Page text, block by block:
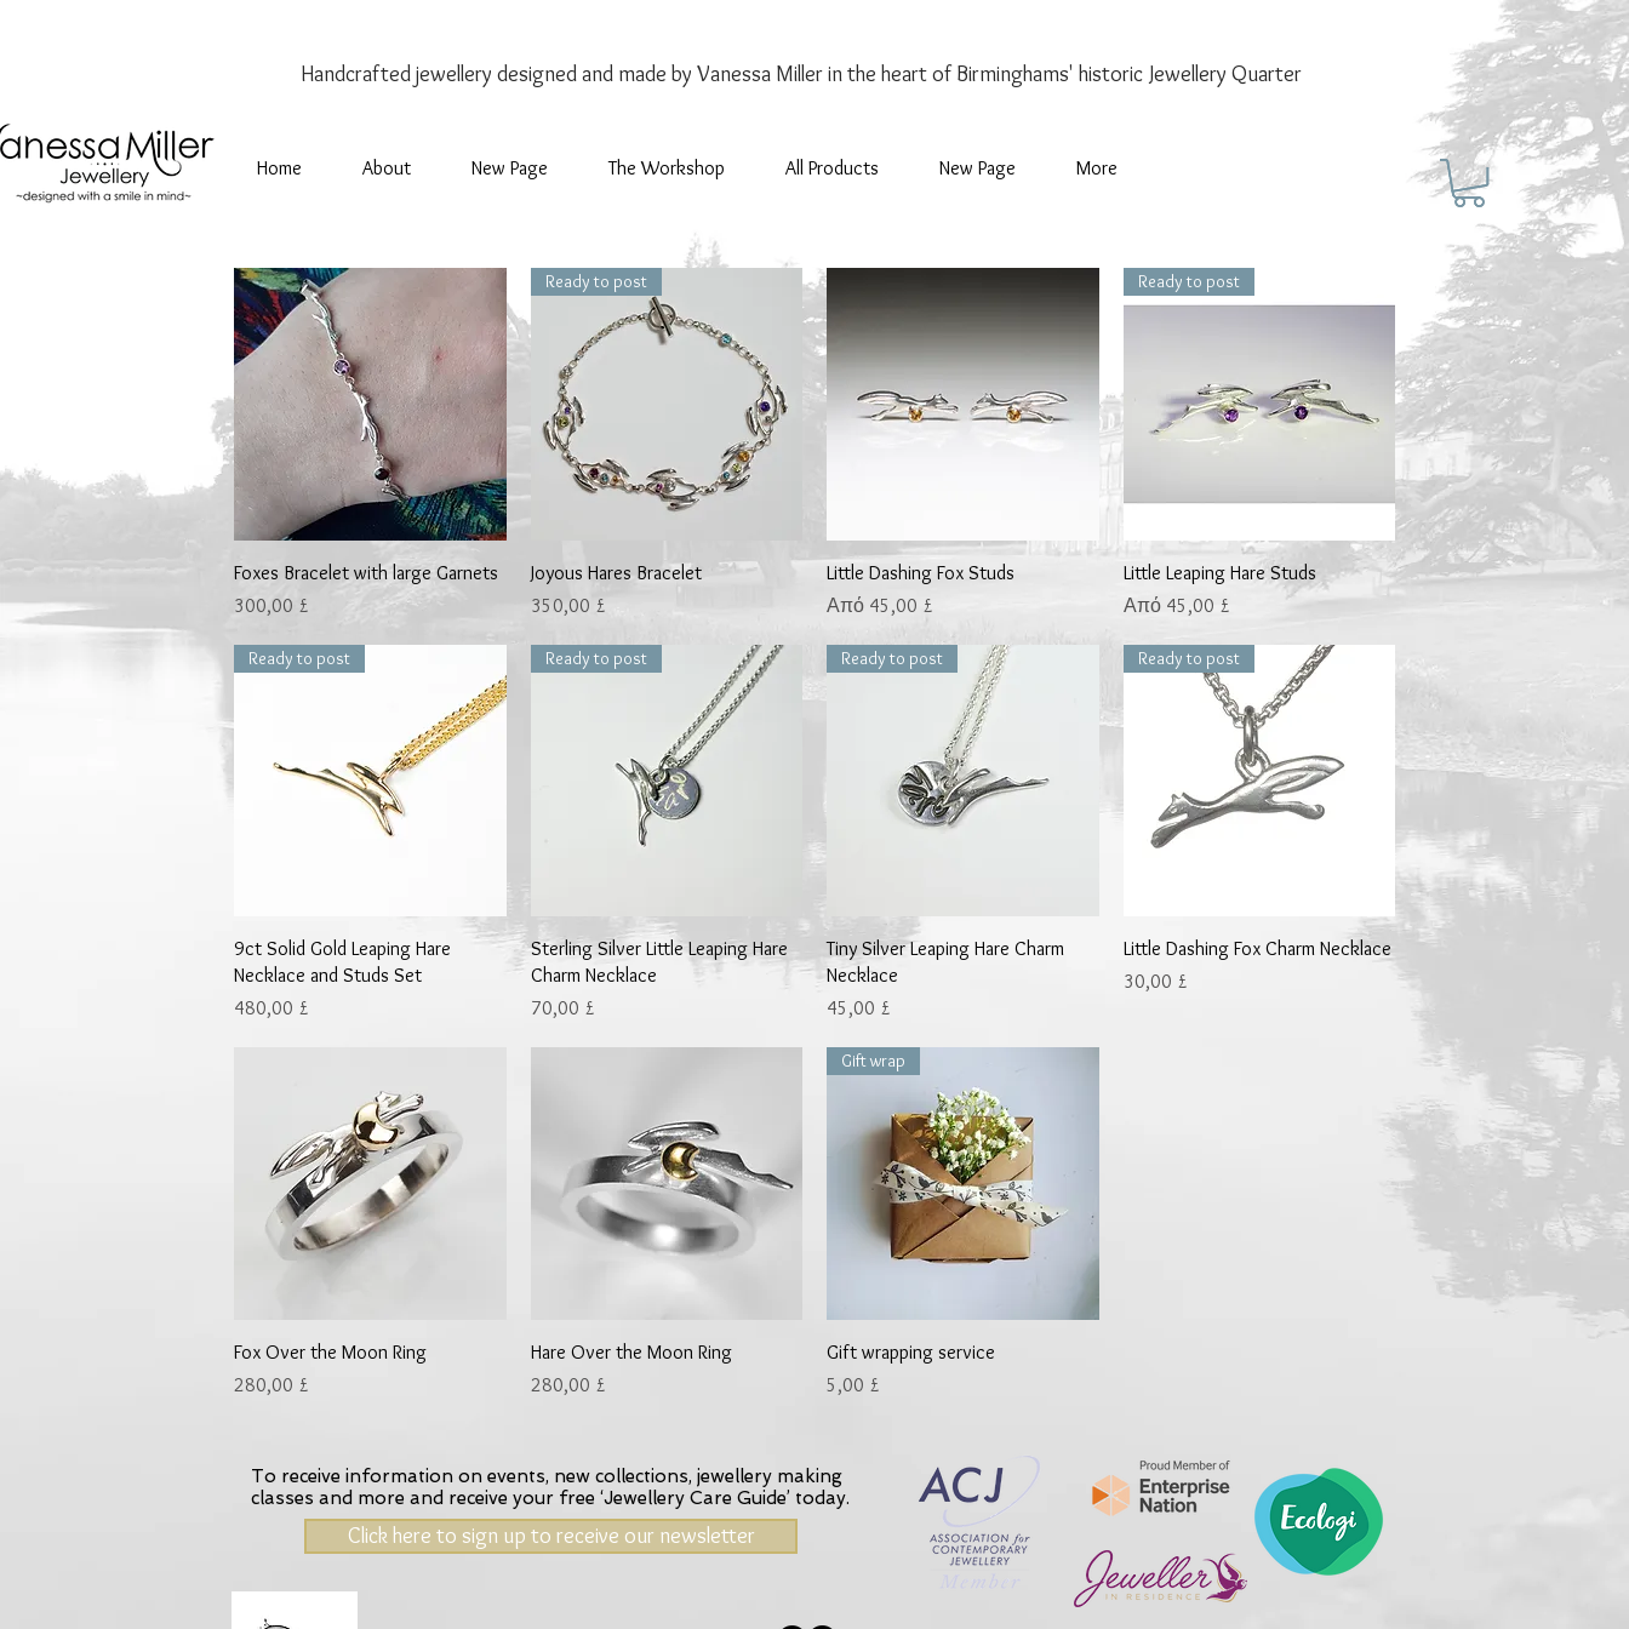
Handcrafted jewellery designed and made by Vanessa Millerin the heart of Birminghams' historic Jewellery Quarter
Home About New Page The Workshop All Products New Page More
Γρήγορη προβολή
Foxes Bracelet with large Garnets
Τιμή
300,00 £
Γρήγορη προβολή
Ready to post
Joyous Hares Bracelet
Τιμή
350,00 £
Γρήγορη προβολή
Little Dashing Fox Studs
Από 45,00 £
Τιμή Έκπτωσης
Γρήγορη προβολή
Ready to post
Little Leaping Hare Studs
Από 45,00 £
Τιμή Έκπτωσης
Γρήγορη προβολή
Ready to post
9ct Solid Gold Leaping Hare
Necklace and Studs Set
Τιμή
480,00 £
Γρήγορη προβολή
Ready to post
Sterling Silver Little Leaping Hare
Charm Necklace
Τιμή
70,00 £
Γρήγορη προβολή
Ready to post
Tiny Silver Leaping Hare Charm
Necklace
Τιμή
45,00 £
Γρήγορη προβολή
Ready to post
Little Dashing Fox Charm Necklace
Τιμή
30,00 £
Γρήγορη προβολή
Fox Over the Moon Ring
Τιμή
280,00 £
Γρήγορη προβολή
Hare Over the Moon Ring
Τιμή
280,00 £
Γρήγορη προβολή
Gift wrap
Gift wrapping service
Τιμή
5,00 £
To receive information on events, new collections, jewellery making
classes and more and receive your free ‘Jewellery Care Guide’ today.
Click here to sign up to receive our newsletter